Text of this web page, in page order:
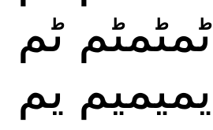
ٹمٹمٹم ٹم
يميميم يم